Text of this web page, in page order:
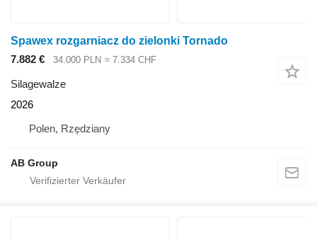
Spawex rozgarniacz do zielonki Tornado
7.882 €
34.000 PLN ≈ 7.334 CHF
Silagewalze
2026
Polen, Rzędziany
AB Group